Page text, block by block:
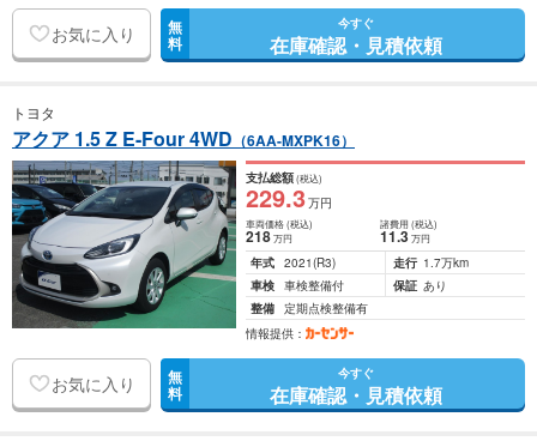
お気に入り 無
料
今すぐ
在庫確認・見積依頼
トヨタ
アクア 1.5 Z E-Four 4WD （6AA-MXPK16）
支払総額(税込)
229.3万円
車両価格(税込)
218万円
諸費用 (税込)
11.3 万円
年式 2021(R3) 走行 1.7万km
車検 車検整備付 保証 あり
整備 定期点検整備有
情報提供：
お気に入り 無
料
今すぐ
在庫確認・見積依頼